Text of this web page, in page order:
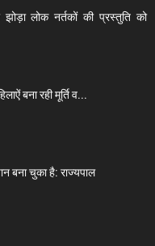
लोक नर्तकों की प्रस्तुति को
बना रही मूर्ति व...
बना चुका है: राज्यपाल